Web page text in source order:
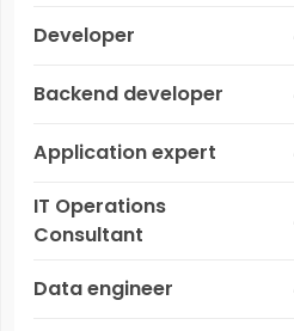
Developer
Backend developer
Application expert
IT Operations
Consultant
Data engineer